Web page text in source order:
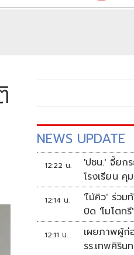
NEWS UPDATE
12:22 น.
'ปชน.' จี้ยก
โรงเรียน คุ
ซ้ำ
12:14 น.
'ไม้คิว' ร่วม
บิด 'โมโตท
12:11 น.
เผยภาพผู้ก่
รร.เทพศิริน